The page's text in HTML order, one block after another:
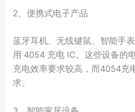
2、便携式电子产品
蓝牙耳机、无线键鼠、智能手
用 4054 充电 IC。这些设备的
充电效率要求较高，而4054充
求。